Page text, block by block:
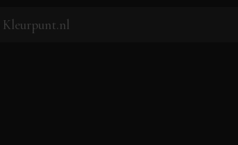
Kleurpunt.nl